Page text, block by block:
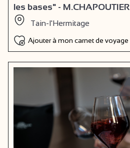
les bases" - M.CHAPOUTIER
Tain-l'Hermitage
Ajouter à mon carnet de voyage